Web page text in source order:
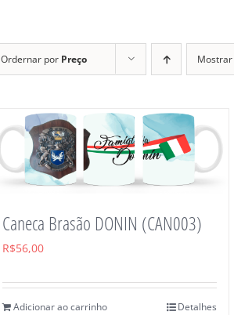
Ordernar por Preço Mostrar
Caneca Brasão DONIN (CAN003)
R$56,00
Adicionar ao carrinho Detalhes